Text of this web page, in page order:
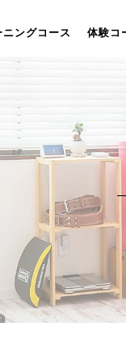
ニングコース 体験コ